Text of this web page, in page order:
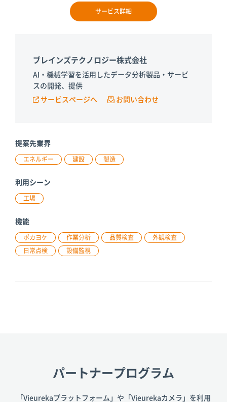
サービス詳細
ブレインズテクノロジー株式会社
AI・機械学習を活用したデータ分析製品・サービ
スの開発、提供
サービスページへ
お問い合わせ
提案先業界
エネルギー 建設 製造
利用シーン
工場
機能
ポカヨケ 作業分析 品質検査 外観検査
日常点検 設備監視
パートナープログラム
「Vieurekaプラットフォーム」や「Vieurekaカメラ」を利用